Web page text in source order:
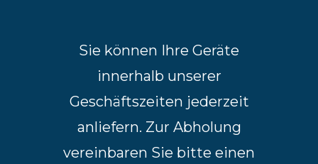
Sie können Ihre Geräte
innerhalb unserer
Geschäftszeiten jederzeit
anliefern. Zur Abholung
vereinbaren Sie bitte einen